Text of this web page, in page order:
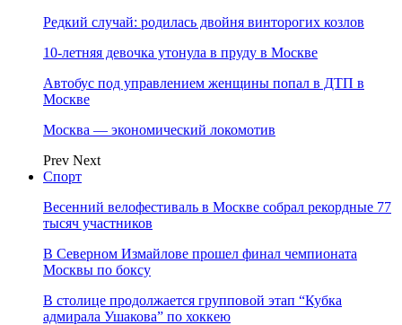
Редкий случай: родилась двойня винторогих козлов
10-летняя девочка утонула в пруду в Москве
Автобус под управлением женщины попал в ДТП в
Москве
Москва — экономический локомотив
Prev Next
Спорт
Весенний велофестиваль в Москве собрал рекордные 77
тысяч участников
В Северном Измайлове прошел финал чемпионата
Москвы по боксу
В столице продолжается групповой этап “Кубка
адмирала Ушакова” по хоккею